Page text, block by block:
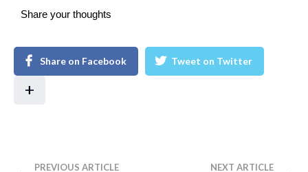
Share your thoughts
Share on Facebook Tweet on Twitter
+
PREVIOUS ARTICLE NEXT ARTICLE